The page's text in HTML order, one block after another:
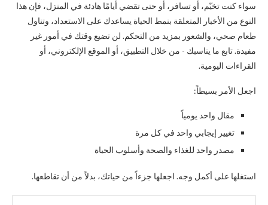
سواء كنت تخيّم، أو تسافر، أو حتى تقضي أيامًا هادئة في المنزل، فإن هذا
النوع من الأخبار المتعلقة بنمط الحياة يساعدك على الاستعداد، وتناول
طعام صحي، والشعور بمزيد من التحكم. لن تضيع وقتك في أمور غير
مفيدة. تابع ما يناسبك - من خلال التطبيق، أو الموقع الإلكتروني، أو
القراءات اليومية.
اجعل الأمر بسيطاً:
مقال واحد يومياً
تغيير إيجابي واحد في كل مرة
مصدر واحد للغذاء والصحة وأسلوب الحياة
استغلها على أكمل وجه. اجعلها جزءاً من حياتك، بدلاً من أن تقاطعها.